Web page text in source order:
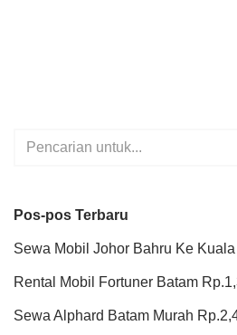
Pos-pos Terbaru
Sewa Mobil Johor Bahru Ke
Rental Mobil Fortuner Batam
Sewa Alphard Batam Murah